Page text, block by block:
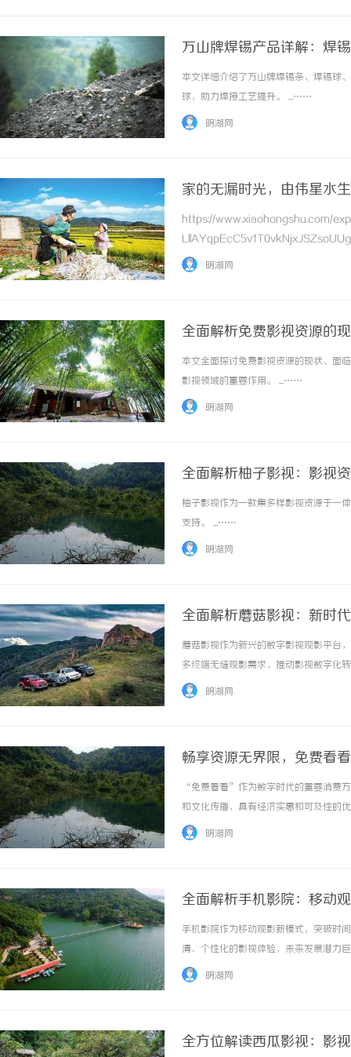
万山牌焊锡产品详解：焊
本文详细介绍了万山牌焊锡条、焊锡球
球，助力焊接工艺提升。 ...……
明湖网
家的无漏时光，由伟星水
https://www.xiaohongshu.com/
见的地方藏着大隐患卫生间渗水、墙
明湖网
全面解析免费影视资源的
本文全面探讨免费影视资源的现状、面
影视领域的重要作用。 ...……
明湖网
全面解析柚子影视：影视
柚子影视作为一款集多样影视资源于一
支持。 ...……
明湖网
全面解析蘑菇影视：新时
蘑菇影视作为新兴的数字影视观影平台
多终端无缝观影需求，推动影视数字化
明湖网
畅享资源无界限，免费看
“免费看看”作为数字时代的重要消费
和文化传播，具有经济实惠和可及性的
明湖网
全面解析手机影院：移动
手机影院作为移动观影新模式，突破时
清、个性化的影视体验，未来发展潜力
明湖网
全方位解读西瓜影视：影